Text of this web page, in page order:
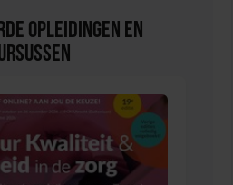
Opleidingen en